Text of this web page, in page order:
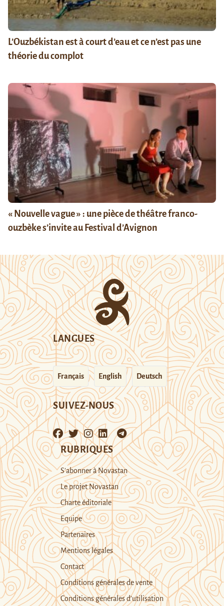
L’Ouzbékistan est à court d’eau et ce n’est pas une
théorie du complot
« Nouvelle vague » : une pièce de théâtre franco-
ouzbèke s’invite au Festival d’Avignon
LANGUES
Français English Deutsch
SUIVEZ-NOUS
RUBRIQUES
S’abonner à Novastan
Le projet Novastan
Charte éditoriale
Equipe
Partenaires
Mentions légales
Contact
Conditions générales de vente
Conditions générales d’utilisation